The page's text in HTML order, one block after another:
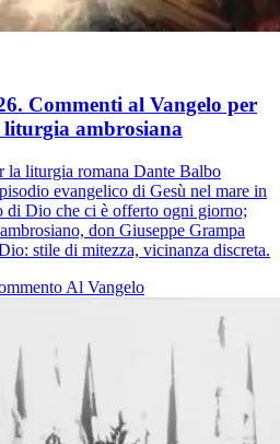
Commenti al Vangelo per
ambrosiana
la liturgia romana Dante Balbo
evangelico di Gesù nel mare in
di Dio che ci è offerto ogni giorno;
don Giuseppe Grampa
stile di mitezza, vicinanza discreta.
Al Vangelo